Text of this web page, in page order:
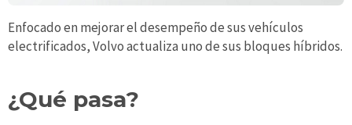
Enfocado en mejorar el desempeño de sus vehículos
electrificados, Volvo actualiza uno de sus bloques híbridos.
¿Qué pasa?